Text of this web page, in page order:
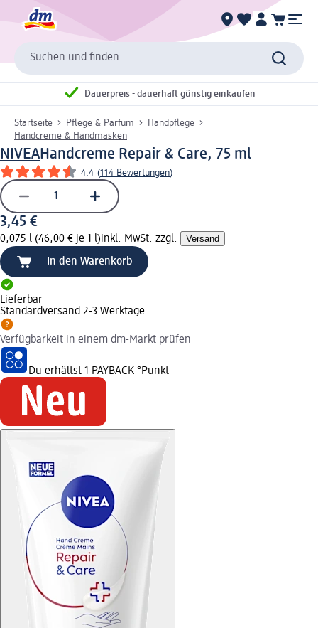
Suchen und finden
Dauerpreis - dauerhaft günstig einkaufen
Startseite Pflege & Parfum
Handpflege
Handcreme & Handmasken
NIVEAHandcreme Repair & Care, 75 ml
4.4 (114 Bewertungen)
3,45 €
0,075 l (46,00 € je 1 l)inkl. MwSt. zzgl. Versand
In den Warenkorb
Lieferbar
Standardversand 2-3 Werktage
Verfügbarkeit in einem dm-Markt prüfen
Du erhältst 1 PAYBACK °Punkt